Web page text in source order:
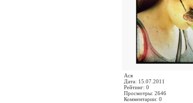
Ася
Дата: 15.07.2011
Рейтинг: 0
Просмотры: 2646
Комментарии: 0